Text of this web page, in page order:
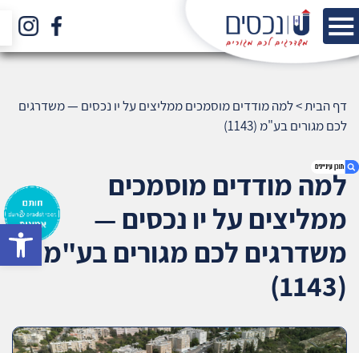
1. למה מודדים מוסמכים ממליצים על יו נכסים —
משדרגים לכם מגורים בע"מ (1143)
2. אודות U נכסים
3. שאלתם ? ענינו !
דף הבית>למה מודדים מוסמכים ממליצים על יו נכסים — משדרגים
לכם מגורים בע"מ (1143)
למה מודדים מוסמכים
ממליצים על יו נכסים —
משדרגים לכם מגורים בע"מ
(1143)